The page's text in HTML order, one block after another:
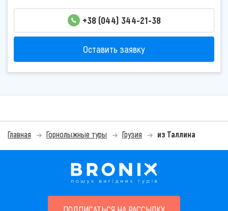
+38 (044) 344-21-38
Оставить заявку
Главная Горнолыжные туры Грузия из Таллина